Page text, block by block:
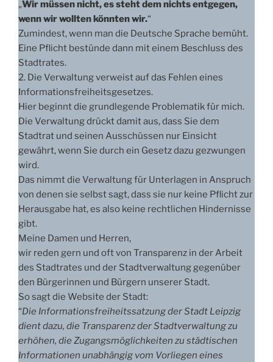
„Wir müssen nicht, es steht dem nichts entgegen,
wenn wir wollten könnten wir.“
Zumindest, wenn man die Deutsche Sprache bemüht.
Eine Pflicht bestünde dann mit einem Beschluss des
Stadtrates.
2. Die Verwaltung verweist auf das Fehlen eines
Informationsfreiheitsgesetzes.
Hier beginnt die grundlegende Problematik für mich.
Die Verwaltung drückt damit aus, dass Sie dem
Stadtrat und seinen Ausschüssen nur Einsicht
gewährt, wenn Sie durch ein Gesetz dazu gezwungen
wird.
Das nimmt die Verwaltung für Unterlagen in Anspruch
von denen sie selbst sagt, dass sie nur keine Pflicht zur
Herausgabe hat, es also keine rechtlichen Hindernisse
gibt.
Meine Damen und Herren,
wir reden gern und oft von Transparenz in der Arbeit
des Stadtrates und der Stadtverwaltung gegenüber
den Bürgerinnen und Bürgern unserer Stadt.
So sagt die Website der Stadt:
“Die Informationsfreiheitssatzung der Stadt Leipzig
dient dazu, die Transparenz der Stadtverwaltung zu
erhöhen, die Zugangsmöglichkeiten zu städtischen
Informationen unabhängig vom Vorliegen eines